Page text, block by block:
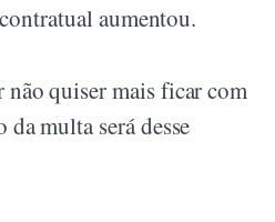
aumentou.
quiser mais ficar com
multa será desse